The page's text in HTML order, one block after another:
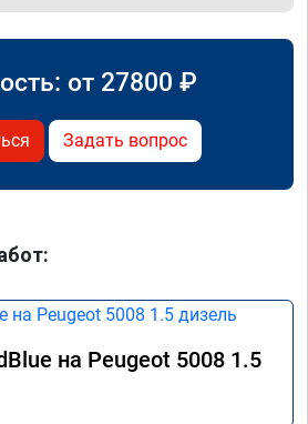
от 27800 ₽
Задать вопрос
на Peugeot 5008 1.5